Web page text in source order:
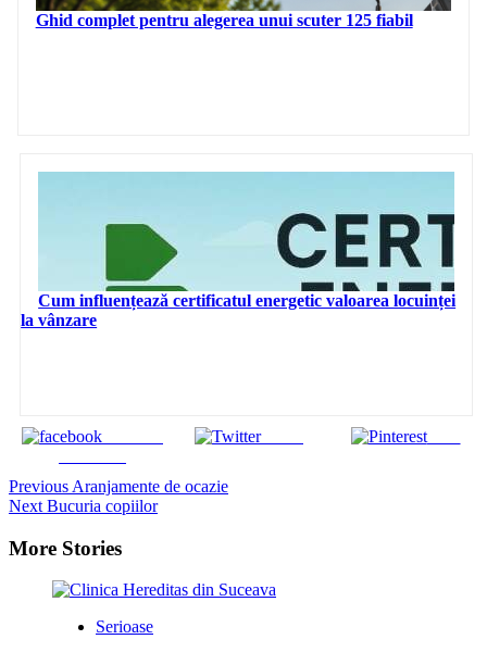
Ghid complet pentru alegerea unui scuter 125 fiabil
Cum influențează certificatul energetic valoarea locuinței
la vânzare
Tweet Save
Continue
Reading
Previous Aranjamente de ocazie
Next Bucuria copiilor
More Stories
Serioase